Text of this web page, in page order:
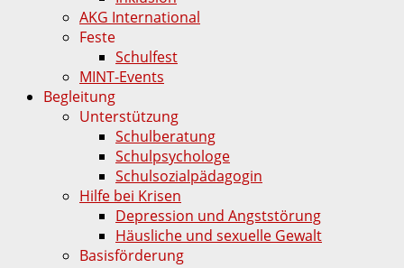
AKG International
Feste
Schulfest
MINT-Events
Begleitung
Unterstützung
Schulberatung
Schulpsychologe
Schulsozialpädagogin
Hilfe bei Krisen
Depression und Angststörung
Häusliche und sexuelle Gewalt
Basisförderung